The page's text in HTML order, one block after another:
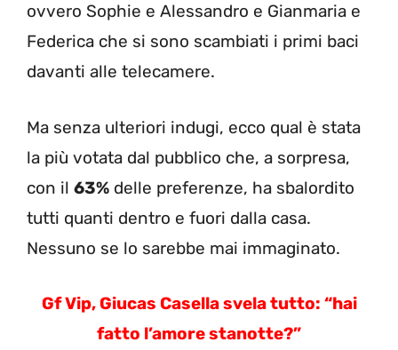
ovvero Sophie e Alessandro e Gianmaria e
Federica che si sono scambiati i primi baci
davanti alle telecamere.
Ma senza ulteriori indugi, ecco qual è stata
la più votata dal pubblico che, a sorpresa,
con il 63% delle preferenze, ha sbalordito
tutti quanti dentro e fuori dalla casa.
Nessuno se lo sarebbe mai immaginato.
Gf Vip, Giucas Casella svela tutto: “hai
fatto l’amore stanotte?”